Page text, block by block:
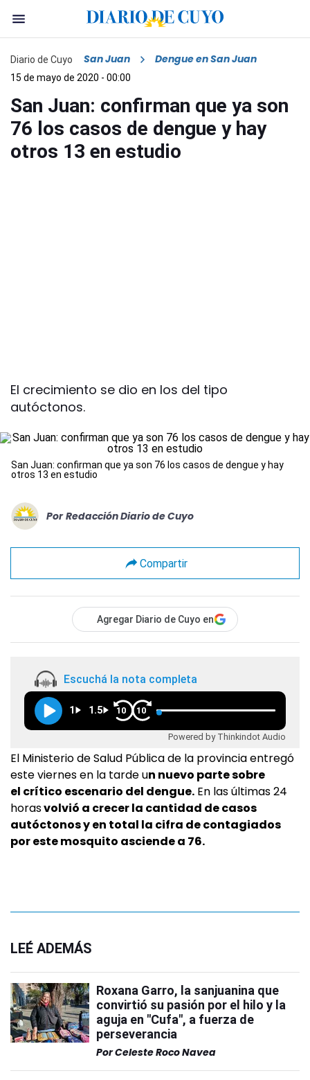
Diario de Cuyo San Juan Dengue en San Juan
15 de mayo de 2020 - 00:00
San Juan: confirman que ya son
76 los casos de dengue y hay
otros 13 en estudio
El crecimiento se dio en los del tipo
autóctonos.
San Juan: confirman que ya son 76 los casos de dengue y hay
otros 13 en estudio
Por Redacción Diario de Cuyo
Compartir
Agregar Diario de Cuyo en
Escuchá la nota completa
1 1.5 10 10
Powered by Thinkindot Audio
El Ministerio de Salud Pública de la provincia entregó
este viernes en la tarde un nuevo parte sobre
el crítico escenario del dengue. En las últimas 24
horasvolvió a crecer la cantidad de casos
autóctonos y en total la cifra de contagiados
por este mosquito asciende a 76.
LEÉ ADEMÁS
Roxana Garro, la sanjuanina que
convirtió su pasión por el hilo y la
aguja en "Cufa", a fuerza de
perseverancia
PorCeleste Roco Navea